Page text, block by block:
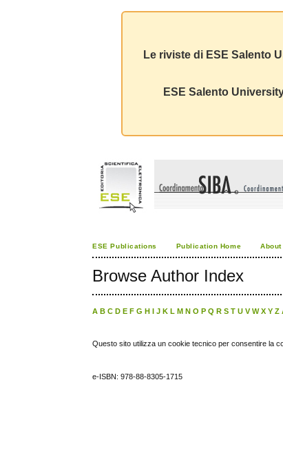
Le riviste di ESE Salento
ESE Salento
ESE Publications Publication Home About
Browse Author Index
A B C D E F G H I J K L M N O P Q R S T U V W X Y Z
Questo sito utilizza un cookie tecnico per consentire la
e-ISBN: 978-88-8305-1715